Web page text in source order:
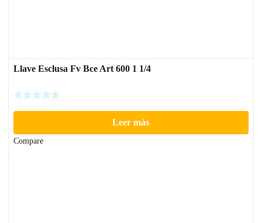
Llave Esclusa Fv Bce Art 600 1 1/4
Leer más
Compare